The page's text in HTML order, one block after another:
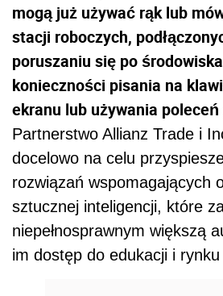
mogą już używać rąk lub
stacji roboczych,
poruszaniu się po
konieczności pisania na
ekranu lub używania poleceń
Partnerstwo Allianz Trade i
docelowo na celu
rozwiązań wspomagających
sztucznej inteligencji, które
niepełnosprawnym większą
im dostęp do edukacji i rynku